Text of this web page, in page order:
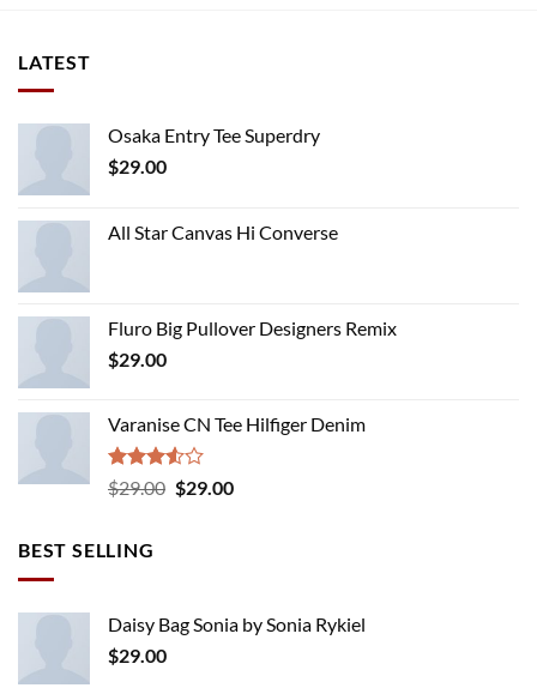
LATEST
Osaka Entry Tee Superdry
$29.00
All Star Canvas Hi Converse
Fluro Big Pullover Designers Remix
$29.00
Varanise CN Tee Hilfiger Denim
Rated
3.50
$29.00 Original
$29.00Current
BEST SELLING
Daisy Bag Sonia by Sonia Rykiel
$29.00